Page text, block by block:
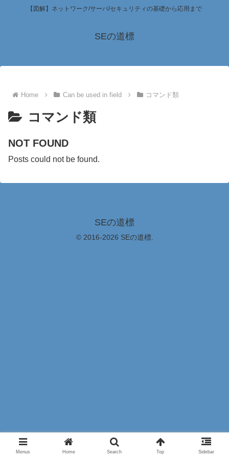
【図解】ネットワーク/サーバ/セキュリティの基礎から応用まで
SEの道標
Home Can be used in field コマンド類
コマンド類
NOT FOUND
Posts could not be found.
SEの道標
© 2016-2026 SEの道標.
Menus Home Search Top Sidebar